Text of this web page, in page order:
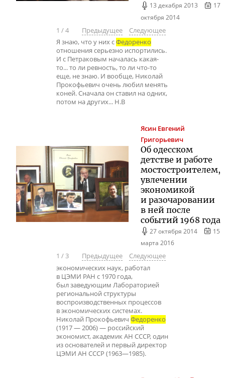
13 декабря 2013
17
октября 2014
1 /4 Предыдущее
Следующее
Я знаю, что у них сФедоренко
отношения серьезно испортились.
И с Петраковым началась какая-
то... то ли ревность, то ли что-то
еще, не знаю. И вообще, Николай
Прокофьевич очень любил менять
коней. Сначала он ставил на одних,
потом на других... Н.В
Ясин Евгений
Григорьевич
Об одесском
детстве и работе
мостостроителем,
увлечении
экономикой
и разочаровании
в ней после
событий 1968 года
27 октября 2014
15
марта 2016
1 /3 Предыдущее
Следующее
экономических наук, работал
в ЦЭМИ РАН с 1970 года,
был заведующим Лабораторией
региональной структуры
воспроизводственных процессов
в экономических системах.
Николай Прокофьевич Федоренко
(1917 — 2006) — российский
экономист, академик АН СССР, один
из основателей и первый директор
ЦЭМИ АН СССР (1963—1985).